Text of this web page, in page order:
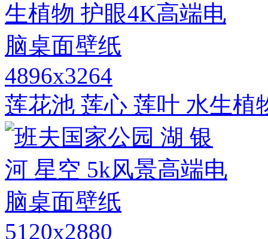
4896x3264
莲花池 莲心 莲叶 水生植
5120x2880